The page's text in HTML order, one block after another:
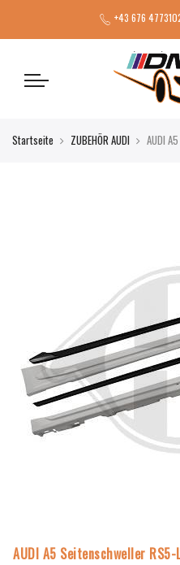
+43 676
Startseite ZUBEHÖR AUDI AUDI
AUDI A5 Seitenschweller